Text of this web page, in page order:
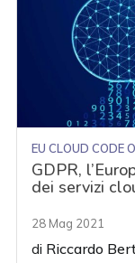
EU CLOUD CODE
GDPR,
dei servizi
28 Mag 2021
di Riccardo